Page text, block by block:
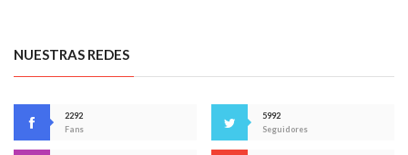
NUESTRAS REDES
2292
Fans
5992
Seguidores